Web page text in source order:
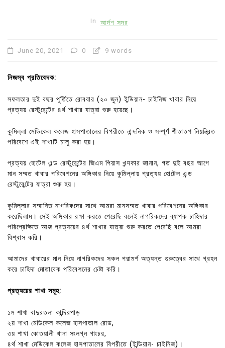
In আর্দশ সদর
June 20, 2021 0 9 words
নিজস্ব প্রতিবেদক:
সফলতার দুই বছর পূর্তিতে রোববার (২০ জুন) ইন্ডিয়ান- চাইনিজ খাবার নিয়ে
প্রত্যয় রেস্টুরেন্টের ৪র্থ শাখার যাত্রা শুরু হয়েছে।
কুমিল্লা মেডিকেল কলেজ হাসপাতালের বিপরীতে নান্দনিক ও সম্পূর্ণ শীতাতপ নিয়ন্ত্রিত
পরিবেশে এই শাখাটি চালু করা হয়।
প্রত্যয় হোটেল এন্ড রেস্টুরেন্টের জিএম পিয়াস খন্দকার জানান, গত দুই বছর আগে
মান সম্মত খাবার পরিবেশনের অঙ্গিকার নিয়ে কুমিল্লায় প্রত্যয় হোটেল এন্ড
রেস্টুরেন্টের যাত্রা শুরু হয়।
কুমিল্লার সম্মানিত নাগরিকদের সাথে আমরা মানসম্মত খাবার পরিবেশনের অঙ্গিকার
করেছিলাম। সেই অঙ্গিকার রক্ষা করতে পেরেছি বলেই নাগরিকদের ব্যাপক চাহিদার
পরিপ্রেক্ষিতে আজ প্রত্যয়ের ৪র্থ শাখার যাত্রা শুরু করতে পেরেছি বলে আমরা
বিশ্বাস করি।
আমাদের খাবারের মান নিয়ে নাগরিকদের সকল পরামর্শ অত্যন্ত গুরুত্বের সাথে গ্রহন
করে চাহিদা মোতাবেক পরিবেশনের চেষ্টা করি।
প্রত্যয়ের শাখা সমূহ:
১ম শাখা বাদুরতলা কান্দিরপাড়
২য় শাখা মেডিকেল কলেজ হাসপাতাল রোড,
৩য় শাখা কোতয়ালী থানা সংলগ্ন গাংচর,
৪র্থ শাখা মেডিকেল কলেজ হাসপাতালের বিপরীতে (ইন্ডিয়ান- চাইনিজ)।